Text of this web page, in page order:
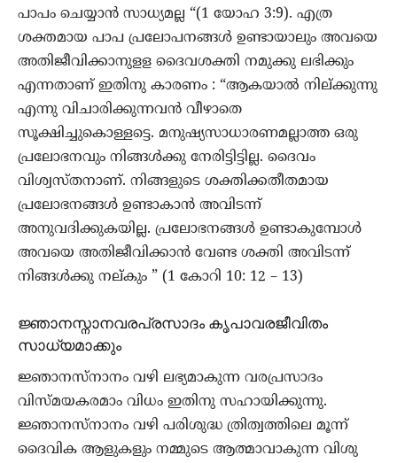
പാപം ചെയ്യാൻ സാധ്യമല്ല “(1 യോഹ 3:9). എത്ര
ശക്തമായ പാപ പ്രലോപനങ്ങൾ ഉണ്ടായാലും അവയെ
അതിജീവിക്കാനുളള ദൈവശക്തി നമുക്കു ലഭിക്കും
എന്നതാണ് ഇതിനു കാരണം : “ആകയാൽ നില്ക്കുന്നു
എന്നു വിചാരിക്കുന്നവൻ വീഴാതെ
സൂക്ഷിച്ചുകൊള്ളട്ടെ. മനുഷ്യസാധാരണമല്ലാത്ത ഒരു
പ്രലോഭനവും നിങ്ങൾക്കു നേരിട്ടിട്ടില്ല. ദൈവം
വിശ്വസ്തനാണ്. നിങ്ങളുടെ ശക്തിക്കതീതമായ
പ്രലോഭനങ്ങൾ ഉണ്ടാകാൻ അവിടന്ന്
അനുവദിക്കുകയില്ല. പ്രലോഭനങ്ങൾ ഉണ്ടാകുമ്പോൾ
അവയെ അതിജീവിക്കാൻ വേണ്ട ശക്തി അവിടന്ന്
നിങ്ങൾക്കു നല്കും ” (1 കോറി 10: 12 – 13)
ജ്ഞാനസ്നാനവരപ്രസാദം കൃപാവരജീവിതം
സാധ്യമാക്കും
ജ്ഞാനസ്നാനം വഴി ലഭ്യമാകുന്ന വരപ്രസാദം
വിസ്മയകരമാം വിധം ഇതിനു സഹായിക്കുന്നു.
ജ്ഞാനസ്നാനം വഴി പരിശുദ്ധ ത്രിത്വത്തിലെ മൂന്ന്
ദൈവിക ആളുകളും നമ്മുടെ ആത്മാവാകുന്ന വിശു